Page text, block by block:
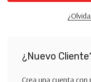
¿Nuevo
Crea una cuenta